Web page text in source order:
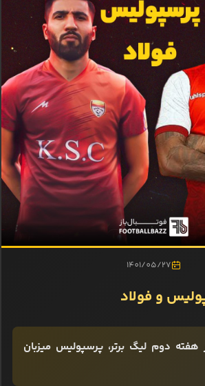
1401/05/27
و فولاد
هفته دوم لیگ برتر، پرسپولیس میزبان